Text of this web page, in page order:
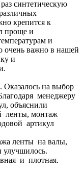
синтетическую
крепится к
проще и
и
очень важно в нашей
и
Оказалось на выбор
менеджеру
объяснили
ленты, монтаж
артикул
ленты на валы,
улучшилось.
и плотная.